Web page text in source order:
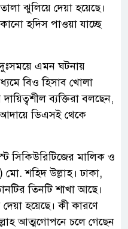
ঝুলিয়ে দেয়া হয়েছে।
হদিস পাওয়া যাচ্ছে
এমন ঘটনায়
বিও হিসাব খোলা
ব্যক্তিরা বলছেন,
আদায়ে ডিএসই থেকে
সিকিউরিটিজের মালিক ও
মো. শহিদ উল্লাহ। ঢাকা,
তিনটি শাখা আছে।
হয়েছে। কী কারণে
আত্মগোপনে চলে গেছেন